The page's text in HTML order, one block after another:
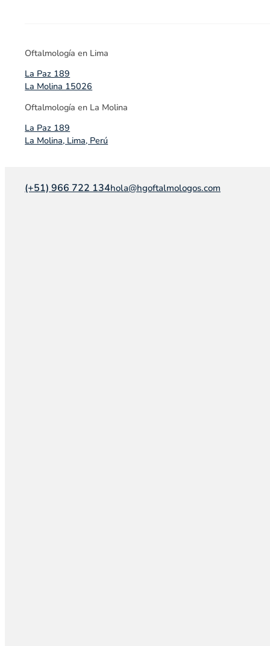
Oftalmología en Lima
La Paz 189
La Molina 15026
Oftalmología en La Molina
La Paz 189
La Molina, Lima, Perú
(+51) 966 722 134hola@hgoftalmologos.com